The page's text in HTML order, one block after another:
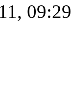
09:29